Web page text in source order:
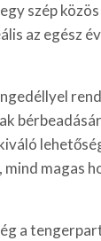
szép
az egész
magas
a